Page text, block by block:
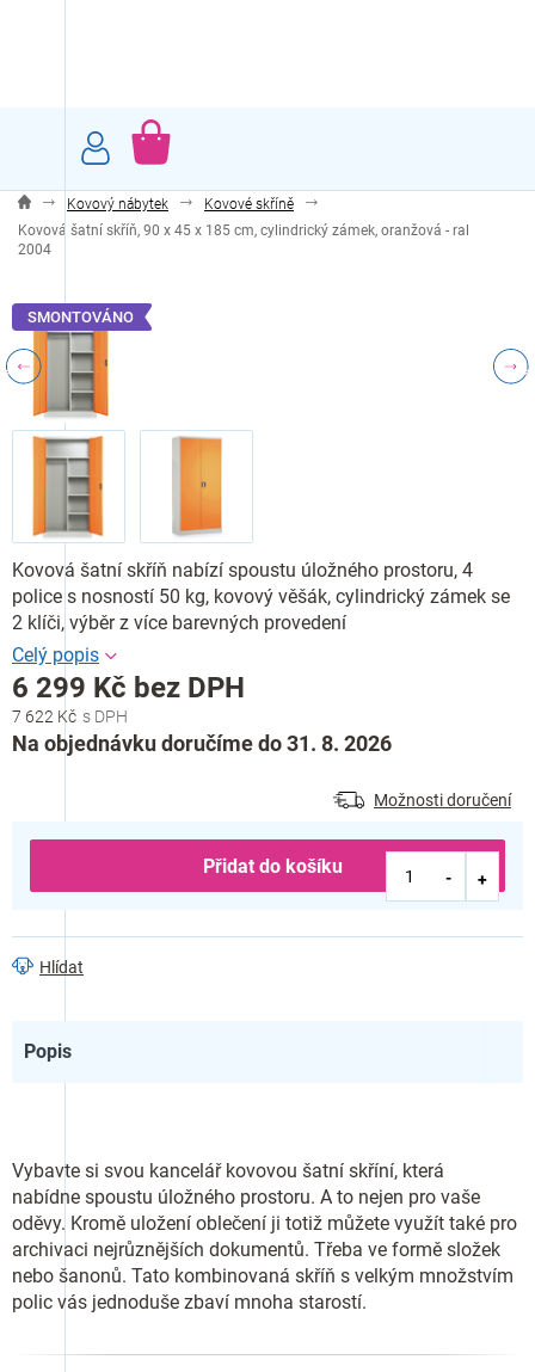
NÁKUPNÍ
Kovový nábytek
Kovové skříně
Kovová šatní skříň, 90 x 45 x 185 cm, cylindrický zámek, oranžová - ral
2004
SMONTOVÁNO
7 622 Kč
6 299 Kč bez DPH
Měrná
cena:
Na objednávku doručíme do 31. 8. 2026
Možnosti doručení
Přidat do košíku
Kovová šatní skříň nabízí spoustu úložného prostoru, 4
police s nosností 50 kg, kovový věšák, cylindrický zámek se
2 klíči, výběr z více barevných provedení
Hlídat
Popis
Vybavte si svou kancelář kovovou šatní skříní, která
nabídne spoustu úložného prostoru. A to nejen pro vaše
oděvy. Kromě uložení oblečení ji totiž můžete využít také pro
archivaci nejrůznějších dokumentů. Třeba ve formě složek
nebo šanonů. Tato kombinovaná skříň s velkým množstvím
polic vás jednoduše zbaví mnoha starostí.